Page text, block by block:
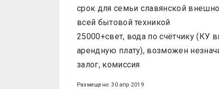
срок для семьи славянской
всей бытовой техникой
25000+свет, вода по счётчику (КУ
арендную плату), возможен
залог, комиссия
Размещено: 30 апр 2019